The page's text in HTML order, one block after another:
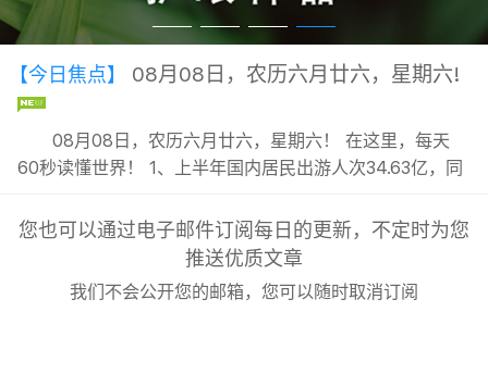
【今日焦点】 08月08日，农历六月廿六，星期六!
08月08日，农历六月廿六，星期六！ 在这里，每天
60秒读懂世界！ 1、上半年国内居民出游人次34.63亿，同
2、今年前7月我国货物贸易进出口总值超30万亿元，同比
增长17.3%，延续良好的增长态势；; 3、东航发布新规：8
您也可以通过电子邮件订阅每日的更新，不定时为您
推送优质文章
我们不会公开您的邮箱，您可以随时取消订阅